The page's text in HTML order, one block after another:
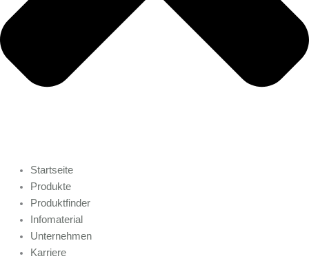
Startseite
Produkte
Produktfinder
Infomaterial
Unternehmen
Karriere